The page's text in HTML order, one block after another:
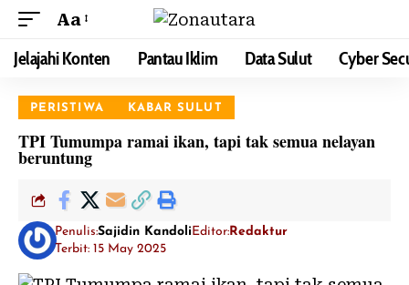
Aa
Jelajahi Konten Pantau Iklim Data Sulut Cyber
PERISTIWA KABAR SULUT
TPI Tumumpa ramai ikan, tapi tak semua nelayan
beruntung
Penulis:Sajidin KandoliEditor:Redaktur
Terbit: 15 May 2025